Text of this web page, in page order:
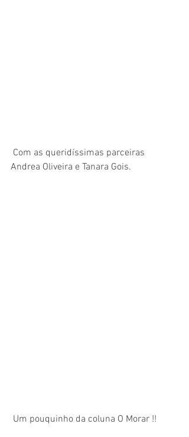
Andrea Oliveira e Tanara Gois.
Um pouquinho da coluna O Morar !!